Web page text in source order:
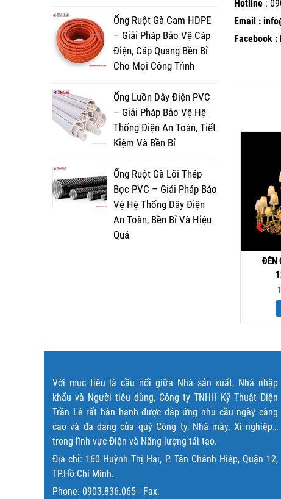
Ống Ruột Gà Cam HDPE
– Giải Pháp Bảo Vệ Cáp
Điện, Cáp Quang Bền Bỉ
Cho Mọi Công Trình
Ống Luồn Dây Điện PVC
– Giải Pháp Bảo Vệ Hệ
Thống Điện An Toàn, Tiết
Kiệm Và Bền Bỉ
Ống Ruột Gà Lõi Thép
Bọc PVC – Giải Pháp Bảo
Vệ Hệ Thống Dây Điện
An Toàn, Bền Bỉ Và Hiệu
Quả
Hotline :
Email :
Facebook :
ĐÈN
Với mục tiêu là cầu nối giữa Nhà sản xuất, Nhà nhập
khẩu và Người tiêu dùng, Công ty TNHH Kỹ Thuật Điện
Trần Lê rất hân hạnh được đáp ứng nhu cầu ngày càng
cao và đa dạng của quý Công ty, Nhà máy, Xí nghiệp…
trong lĩnh vực Điện và Năng lượng tái tạo.
Địa chỉ: 160 Huỳnh Thị Hai, P. Tân Chánh Hiệp, Quận 12,
TP.Hồ Chí Minh.
Phone: 0903.836.065 - Fax: